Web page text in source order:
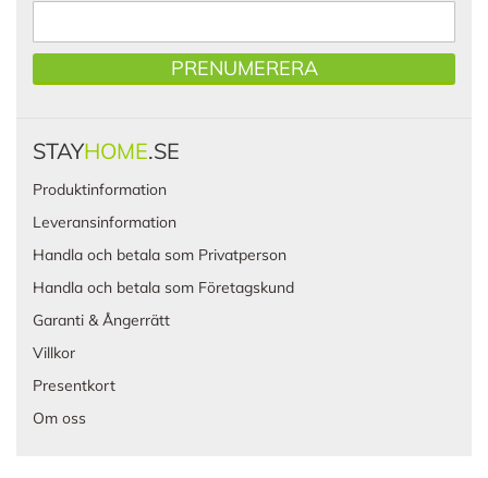
PRENUMERERA
STAYHOME.SE
Produktinformation
Leveransinformation
Handla och betala som Privatperson
Handla och betala som Företagskund
Garanti & Ångerrätt
Villkor
Presentkort
Om oss